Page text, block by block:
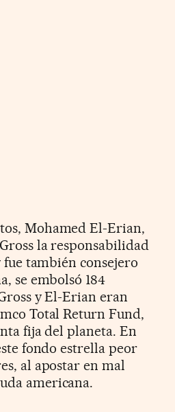
Mohamed El-Erian,
la responsabilidad
también consejero
se embolsó 184
y El-Erian eran
Total Return Fund,
fija del planeta. En
fondo estrella peor
al apostar en mal
americana.